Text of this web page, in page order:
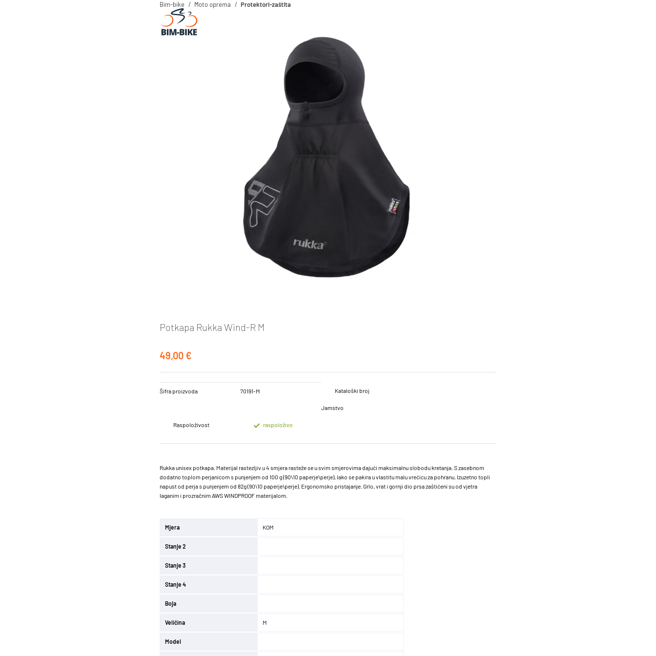
Bim-bike Moto oprema Protektori-zaštita
Potkapa Rukka Wind-R M
49,00 €
Šifra proizvoda 70191-M Kataloški broj
Jamstvo
Raspoloživost raspoloživo
Rukka unisex potkapa. Materijal rastezljiv u 4 smjera rasteže se u svim smjerovima dajući maksimalnu slobodu kretanja. S zasebnom
dodatno toplom perjanicom s punjenjem od 100 g (90\10 paperje\perje), lako se pakira u vlastitu malu vrećicu za pohranu. Izuzetno topli
napust od perja s punjenjem od 82g (90\10 paperje\perje). Ergonomsko pristajanje. Grlo, vrat i gornji dio prsa zaštićeni su od vjetra
laganim i prozračnim AWS WINDPROOF materijalom.
Mjera KOM
Stanje 2
Stanje 3
Stanje 4
Boja
Veličina M
Model